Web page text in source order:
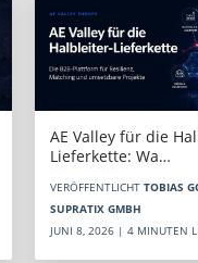
AE Valley für die
Lieferkette: Wa…
VERÖFFENTLICHT TOBIAS
SUPRATIX GMBH
JUNI 8, 2026 | 4 MINUTEN